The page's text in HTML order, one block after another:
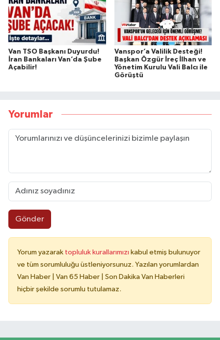
Van TSO Başkanı Duyurdu!
İran Bankaları Van’da Şube
Açabilir!
Vanspor’a Valilik Desteği!
Başkan Özgür İreç İlhan ve
Yönetim Kurulu Vali Balcı ile
Görüştü
Yorumlar
Gönder
Yorum yazarak topluluk kurallarımızı kabul etmiş bulunuyor
ve tüm sorumluluğu üstleniyorsunuz. Yazılan yorumlardan
Van Haber | Van 65 Haber | Son Dakika Van Haberleri
hiçbir şekilde sorumlu tutulamaz.